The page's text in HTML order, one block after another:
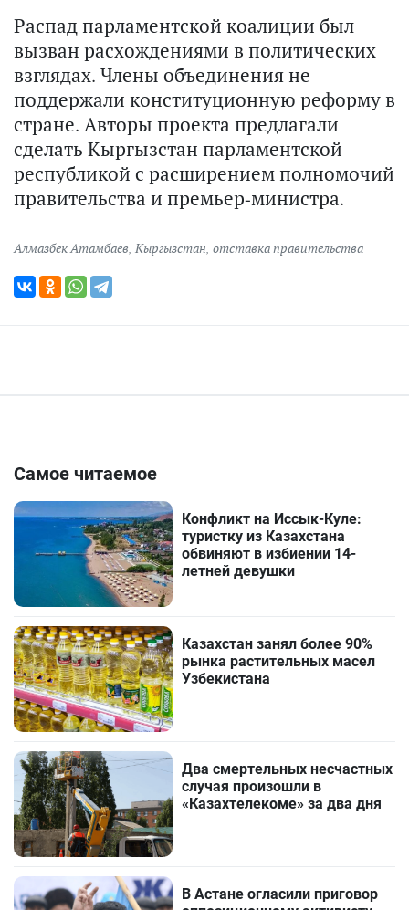
Распад парламентской коалиции был
вызван расхождениями в политических
взглядах. Члены объединения не
поддержали конституционную реформу в
стране. Авторы проекта предлагали
сделать Кыргызстан парламентской
республикой с расширением полномочий
правительства и премьер-министра.
Алмазбек Атамбаев, Кыргызстан, отставка правительства
Самое читаемое
Конфликт на Иссык-Куле:
туристку из Казахстана
обвиняют в избиении 14-
летней девушки
Казахстан занял более 90%
рынка растительных масел
Узбекистана
Два смертельных несчастных
случая произошли в
«Казахтелекоме» за два дня
В Астане огласили приговор